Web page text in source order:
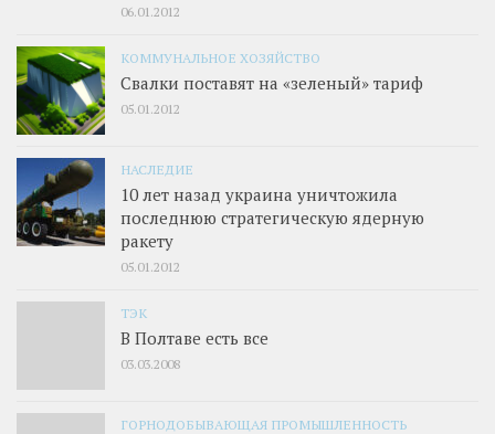
06.01.2012
КОММУНАЛЬНОЕ ХОЗЯЙСТВО
Свалки поставят на «зеленый» тариф
05.01.2012
НАСЛЕДИЕ
10 лет назад украина уничтожила
последнюю стратегическую ядерную
ракету
05.01.2012
ТЭК
В Полтаве есть все
03.03.2008
ГОРНОДОБЫВАЮЩАЯ ПРОМЫШЛЕННОСТЬ